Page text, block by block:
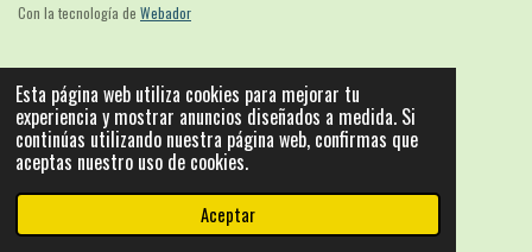
Esta página web utiliza cookies para mejorar tu
experiencia y mostrar anuncios diseñados a medida. Si
continúas utilizando nuestra página web, confirmas que
aceptas nuestro uso de cookies.
Aceptar
Con la tecnología de Webador